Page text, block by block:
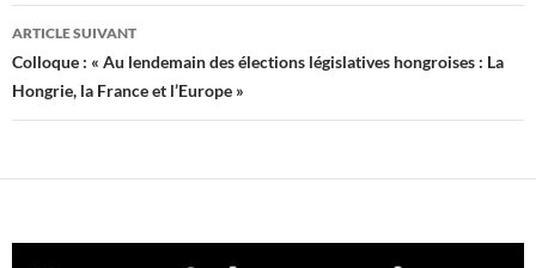
articles
ARTICLE SUIVANT
Colloque : « Au lendemain des élections législatives hongroises : La
Hongrie, la France et l’Europe »